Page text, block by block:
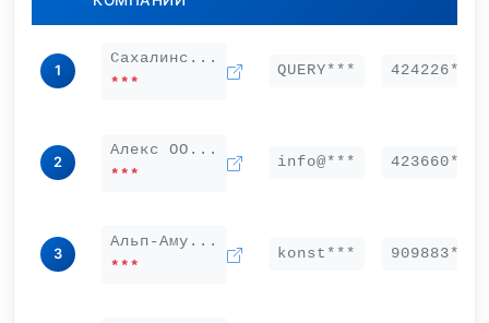
1
Сахалинс...
***
QUERY*** 424226***
2
Алекс ОО...
***
info@*** 423660***
3
Альп-Аму...
***
konst*** 909883***